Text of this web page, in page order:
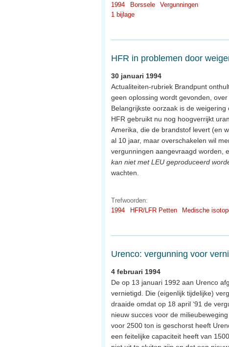
1994
Borssele
Vergunningen
1 bijlage
HFR in problemen door
30 januari 1994
Actualiteiten-rubriek Brandpunt
geen oplossing wordt gevonden,
Belangrijkste oorzaak is de
HFR gebruikt nu nog hoogverrijkt
Amerika, die de brandstof levert (en
al 10 jaar, maar overschakelen wil
vergunningen aangevraagd worden,
kan niet met LEU geproduceerd
wachten.
Trefwoorden:
1994
HFR/LFR Petten Medische
Urenco: vergunning voor
4 februari 1994
De op 13 januari 1992 aan Urenco
vernietigd. Die (eigenlijk tijdelijke)
draaide omdat op 18 april ‘91 de
nieuw succes voor de
voor 2500 ton is geschorst heeft
een feitelijke capaciteit heeft van